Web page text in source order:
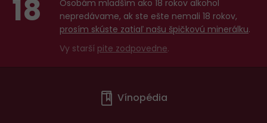
18
Osobám mladším ako 18 rokov alkohol
nepredávame, ak ste ešte nemali 18 rokov,
prosím skúste zatiaľ našu špičkovú minerálku.
Vy starší pite zodpovedne.
Vínopédia